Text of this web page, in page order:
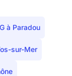
à Paradou
sur-Mer